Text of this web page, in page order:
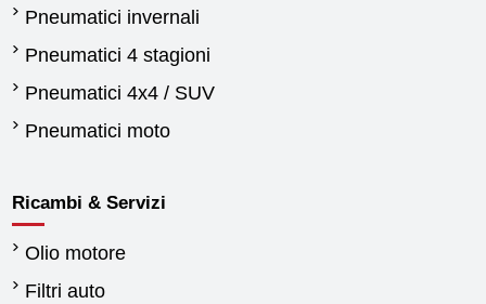
Pneumatici invernali
Pneumatici 4 stagioni
Pneumatici 4x4 / SUV
Pneumatici moto
Ricambi & Servizi
Olio motore
Filtri auto